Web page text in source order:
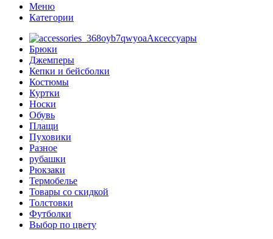
Меню
Категории
Аксессуары
Брюки
Джемперы
Кепки и бейсболки
Костюмы
Куртки
Носки
Обувь
Плащи
Пуховики
Разное
рубашки
Рюкзаки
Термобелье
Товары со скидкой
Толстовки
Футболки
Выбор по цвету